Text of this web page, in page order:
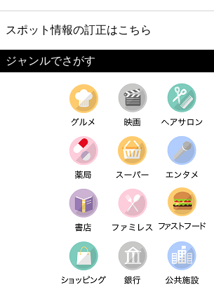
スポット情報の訂正はこちら
ジャンルでさがす